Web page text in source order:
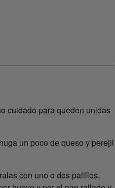
cuidado para queden unidas
un poco de queso y perejil
con uno o dos palillos,